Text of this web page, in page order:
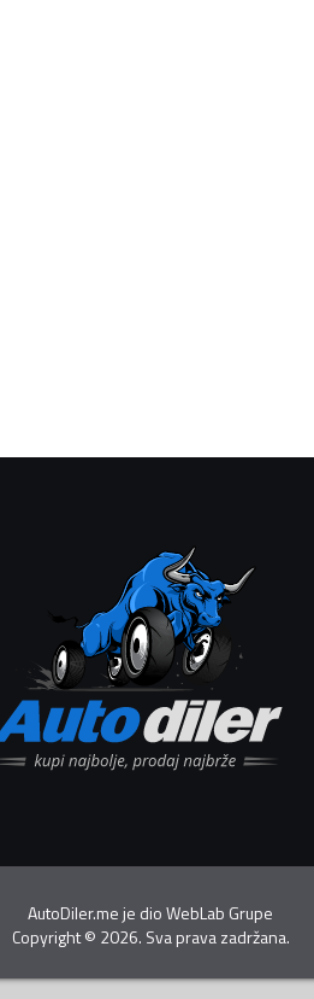
AutoDiler.me je dioWebLab Grupe
Copyright© 2026. Sva prava zadržana.